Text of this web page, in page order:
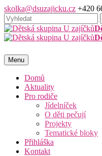
skolka@dsuzajicku.cz +420
Menu
Domů
Aktuality
Pro rodiče
Jídelníček
O děti pečují
Projekty
Tematické bloky
Přihláška
Kontakt